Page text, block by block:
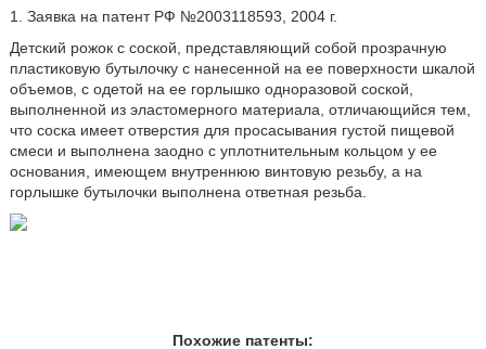
1. Заявка на патент РФ №2003118593, 2004 г.
Детский рожок с соской, представляющий собой прозрачную
пластиковую бутылочку с нанесенной на ее поверхности шкалой
объемов, с одетой на ее горлышко одноразовой соской,
выполненной из эластомерного материала, отличающийся тем,
что соска имеет отверстия для просасывания густой пищевой
смеси и выполнена заодно с уплотнительным кольцом у ее
основания, имеющем внутреннюю винтовую резьбу, а на
горлышке бутылочки выполнена ответная резьба.
Похожие патенты: